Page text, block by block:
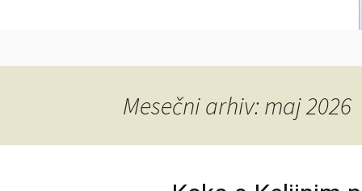
Mesečni arhiv: maj 2026